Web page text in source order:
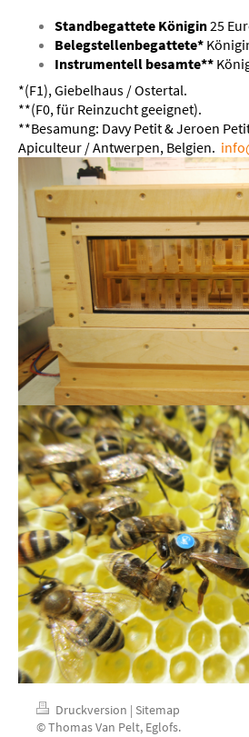
Standbegattete Königin25
Belegstellenbegattete*
Instrumentell besamte**
*(F1), Giebelhaus / Ostertal.
**(F0, für Reinzucht geeignet).
**Besamung: Davy Petit & Jeroen
Apiculteur / Antwerpen, Belgien.
Druckversion | Sitemap
© Thomas Van Pelt, Eglofs.